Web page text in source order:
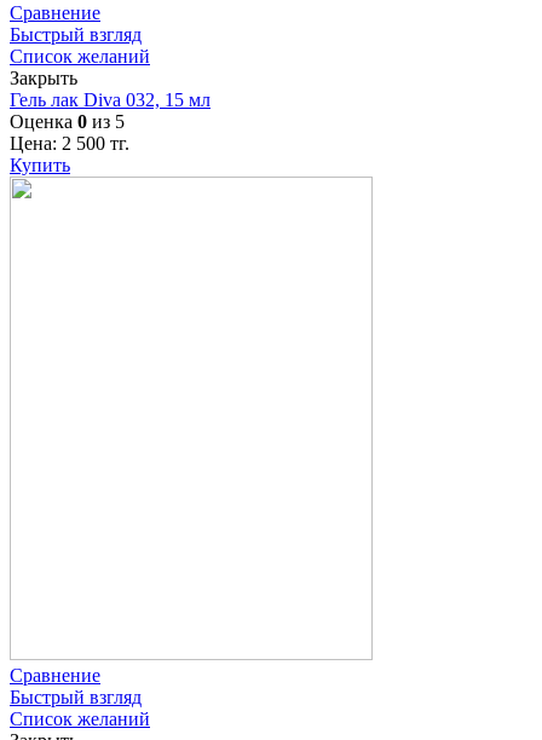
Сравнение
Быстрый взгляд
Список желаний
Закрыть
Гель лак Diva 032, 15 мл
Оценка 0 из 5
Цена: 2 500 тг.
Купить
Сравнение
Быстрый взгляд
Список желаний